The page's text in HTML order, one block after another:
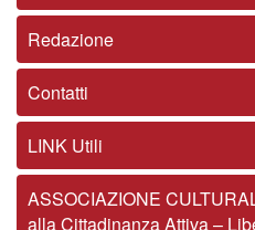
Redazione
Contatti
LINK Utili
ASSOCIAZIONE
alla Cittadinanza Attiva –